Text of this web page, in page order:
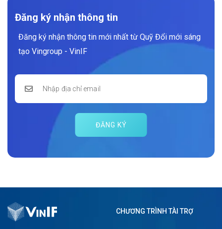
Đăng ký nhận thông tin
Đăng ký nhận thông tin mới nhất từ Quỹ Đổi mới sáng
tạo Vingroup - VinIF
ĐĂNG KÝ
CHƯƠNG TRÌNH TÀI TRỢ